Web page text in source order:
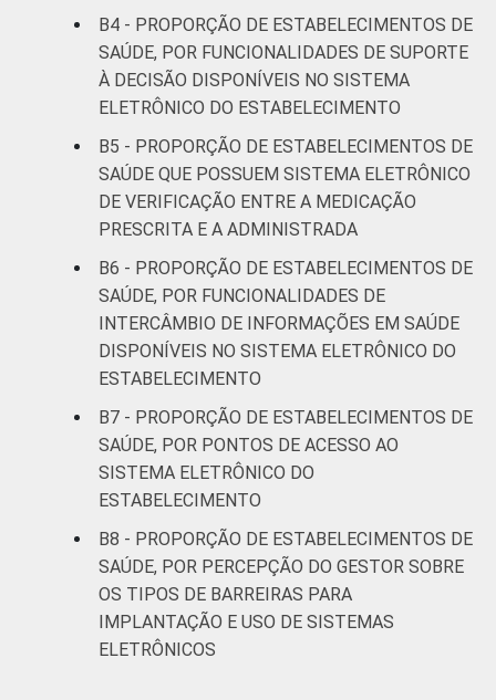
saude-2013/
1
Base: 1513 estabelecimentos de saúde que
declararam ter utilizado Internet nos últimos
12 meses em relação ao momento da
entrevista. Estimativa: 68.365
estabelecimentos. Respostas estimuladas.
Dados coletados entre fevereiro de 2013 e
junho de 2013.
Fonte: NIC.br - fev 2013 / jun 2013
B4 - PROPORÇÃO DE ESTABELECIMENTOS DE
SAÚDE, POR FUNCIONALIDADES DE SUPORTE
À DECISÃO DISPONÍVEIS NO SISTEMA
ELETRÔNICO DO ESTABELECIMENTO
B5 - PROPORÇÃO DE ESTABELECIMENTOS DE
SAÚDE QUE POSSUEM SISTEMA ELETRÔNICO
DE VERIFICAÇÃO ENTRE A MEDICAÇÃO
PRESCRITA E A ADMINISTRADA
B6 - PROPORÇÃO DE ESTABELECIMENTOS DE
SAÚDE, POR FUNCIONALIDADES DE
INTERCÂMBIO DE INFORMAÇÕES EM SAÚDE
DISPONÍVEIS NO SISTEMA ELETRÔNICO DO
ESTABELECIMENTO
B7 - PROPORÇÃO DE ESTABELECIMENTOS DE
SAÚDE, POR PONTOS DE ACESSO AO
SISTEMA ELETRÔNICO DO
ESTABELECIMENTO
B8 - PROPORÇÃO DE ESTABELECIMENTOS DE
SAÚDE, POR PERCEPÇÃO DO GESTOR SOBRE
OS TIPOS DE BARREIRAS PARA
IMPLANTAÇÃO E USO DE SISTEMAS
ELETRÔNICOS